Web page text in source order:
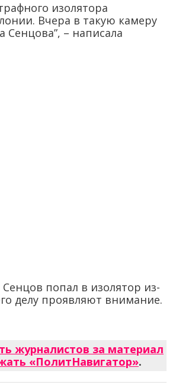
изолятора
Вчера в такую камеру
Сенцова”, – написала
попал в изолятор из-
делу проявляют внимание.
журналистов за материал
«ПолитНавигатор».